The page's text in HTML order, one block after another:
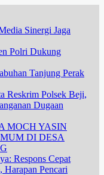
Sinergi Jaga
Polri Dukung
Tanjung Perak
Reskrim Polsek Beji,
Dugaan
MOCH YASIN
DI DESA
Respons Cepat
Harapan Pencari